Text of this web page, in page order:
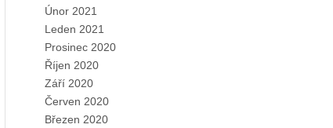
Únor 2021
Leden 2021
Prosinec 2020
Říjen 2020
Září 2020
Červen 2020
Březen 2020